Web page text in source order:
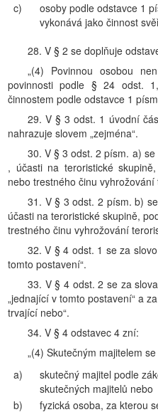
c)
osoby podle odstavce 1
vykonává jako činnost
28. V § 2 se doplňuje
„(4) Povinnou osobou
povinnosti podle § 24 odst.
činnostem podle odstavce 1
29. V § 3 odst. 1 úvodní
nahrazuje slovem „zejména“.
30. V § 3 odst. 2 písm. a) se
, účasti na teroristické
nebo trestného činu vyhrožování
31. V § 3 odst. 2 písm. b)
účasti na teroristické skupině,
trestného činu vyhrožování
32. V § 4 odst. 1 se za
tomto postavení“.
33. V § 4 odst. 2 se za
„jednající v tomto postavení“ a
trvající nebo“.
34. V § 4 odstavec 4 zní:
„(4) Skutečným majitelem
a)
skutečný majitel podle
skutečných majitelů nebo
b)
fyzická osoba, za kterou